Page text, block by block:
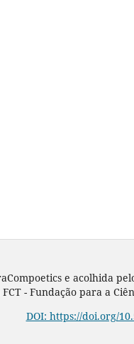
e acolhida
- Fundação para a
DOI: https://doi.org/